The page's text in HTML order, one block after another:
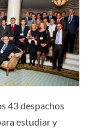
43 despachos
estudiar y